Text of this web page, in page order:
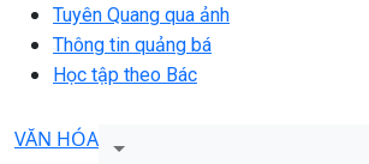
Tuyên Quang qua ảnh
Thông tin quảng bá
Học tập theo Bác
VĂN HÓA